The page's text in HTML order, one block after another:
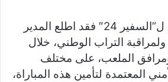
وحسب مصدر أمني ل”السفير 24″ فقد اطلع المدير
التراب الوطني، خلال
الملعب، على مختلف
المعتمدة لتأمين هذه المباراة،